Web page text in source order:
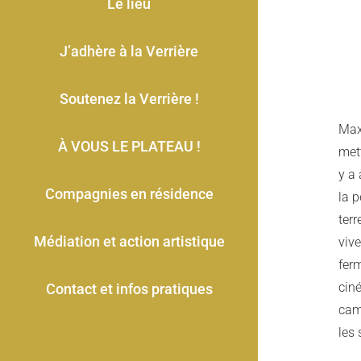
J’adhère à la Verrière
Soutenez la Verrière !
À VOUS LE PLATEAU !
Compagnies en résidence
Médiation et action artistique
Contact et infos pratiques
y a
la
les